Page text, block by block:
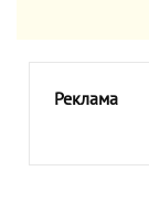
Реклама